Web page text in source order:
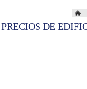
PRECIOS DE